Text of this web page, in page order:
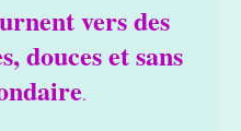
vers des
douces et sans
.